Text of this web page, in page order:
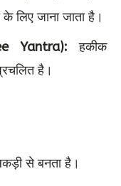
लिए जाना जाता है।
Yantra): हकीक
है।
से बनता है।